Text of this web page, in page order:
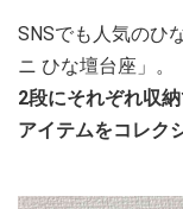
SNSでも人気のひ
ニ ひな壇台座」。
2段にそれぞれ収
アイテムをコレク